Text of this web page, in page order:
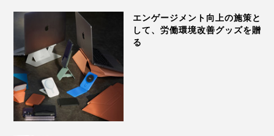
『指圧らくだ』は、平らな場所なら、どこでも使えま
「左右の親指をそろえて、押圧する時の指の幅が、ちょ
うどアーチの凸部の幅に当たります。
エンゲージメント向上の施策と
して、労働環境改善グッズを贈
る